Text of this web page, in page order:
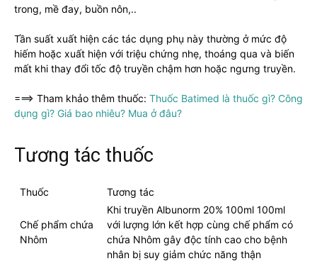
trong, mề đay, buồn nôn,..
Tần suất xuất hiện các tác dụng phụ này thường ở mức độ
hiếm hoặc xuất hiện với triệu chứng nhẹ, thoáng qua và biến
mất khi thay đổi tốc độ truyền chậm hơn hoặc ngưng truyền.
===> Tham khảo thêm thuốc: Thuốc Batimed là thuốc gì? Công
dụng gì? Giá bao nhiêu? Mua ở đâu?
Tương tác thuốc
Thuốc Tương tác
Chế phẩm chứa
Nhôm
Khi truyền Albunorm 20% 100ml 100ml
với lượng lớn kết hợp cùng chế phẩm có
chứa Nhôm gây độc tính cao cho bệnh
nhân bị suy giảm chức năng thận